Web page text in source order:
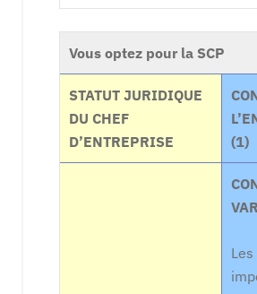
Vous optez pour la SCP
STATUT JURIDIQUE
DU CHEF
D’ENTREPRISE
(1)